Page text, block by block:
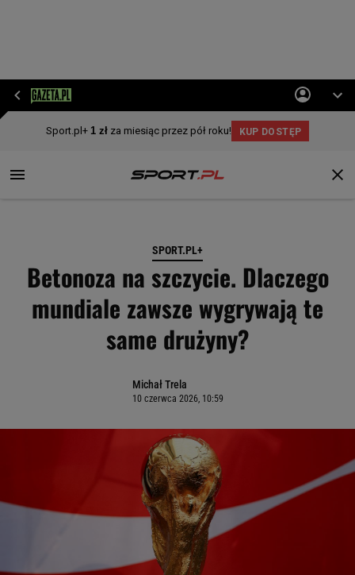
SPORT.PL+
Betonoza na szczycie. Dlaczego
mundiale zawsze wygrywają te
same drużyny?
Michał Trela
10 czerwca 2026, 10:59